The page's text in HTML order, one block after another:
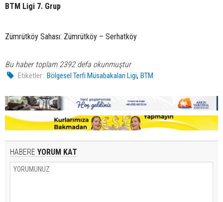
BTM Ligi 7. Grup
Zümrütköy Sahası: Zümrütköy – Serhatköy
Bu haber toplam 2392 defa okunmuştur
Etiketler : Bölgesel Terfi Müsabakaları Ligi,BTM
HABERE YORUM KAT